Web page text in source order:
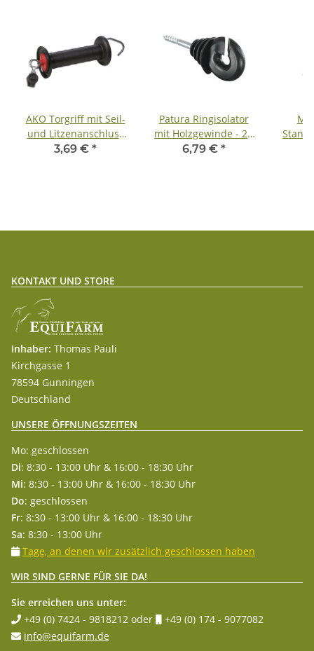
AKO Torgriff mit Seil-
und Litzenanschluss
Torgriff für Seil und
3,69 € *
Patura Ringisolator
mit Holzgewinde - 25
Stück
6,79 € *
KONTAKT UND STORE
Inhaber: Thomas Pauli
Kirchgasse 1
78594 Gunningen
Deutschland
UNSERE ÖFFNUNGSZEITEN
Mo: geschlossen
Di: 8:30 - 13:00 Uhr & 16:00 - 18:30 Uhr
Mi: 8:30 - 13:00 Uhr & 16:00 - 18:30 Uhr
Do: geschlossen
Fr: 8:30 - 13:00 Uhr & 16:00 - 18:30 Uhr
Sa: 8:30 - 13:00 Uhr
Tage, an denen wir zusätzlich geschlossen haben
WIR SIND GERNE FÜR SIE DA!
Sie erreichen uns unter:
+49 (0) 7424 - 9818212 oder
+49 (0) 174 - 9077082
info@equifarm.de